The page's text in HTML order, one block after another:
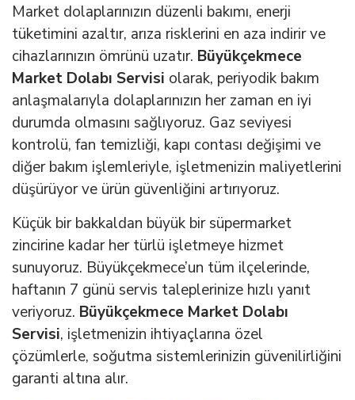
Market dolaplarınızın düzenli bakımı, enerji
tüketimini azaltır, arıza risklerini en aza indirir ve
cihazlarınızın ömrünü uzatır. Büyükçekmece
Market Dolabı Servisi olarak, periyodik bakım
anlaşmalarıyla dolaplarınızın her zaman en iyi
durumda olmasını sağlıyoruz. Gaz seviyesi
kontrolü, fan temizliği, kapı contası değişimi ve
diğer bakım işlemleriyle, işletmenizin maliyetlerini
düşürüyor ve ürün güvenliğini artırıyoruz.
Küçük bir bakkaldan büyük bir süpermarket
zincirine kadar her türlü işletmeye hizmet
sunuyoruz. Büyükçekmece’un tüm ilçelerinde,
haftanın 7 günü servis taleplerinize hızlı yanıt
veriyoruz. Büyükçekmece Market Dolabı
Servisi, işletmenizin ihtiyaçlarına özel
çözümlerle, soğutma sistemlerinizin güvenilirliğini
garanti altına alır.